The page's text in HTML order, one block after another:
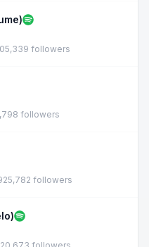
followers
followers
followers